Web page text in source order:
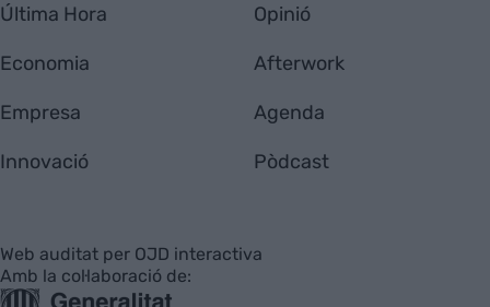
Última Hora
Economia
Empresa
Innovació
Opinió
Afterwork
Agenda
Pòdcast
Web auditat per OJD interactiva
Amb la col·laboració de: